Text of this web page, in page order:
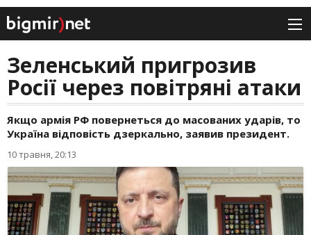
Зеленський пригрозив
Росії через повітряні атаки
Якщо армія РФ повернеться до масованих ударів, то
Україна відповість дзеркально, заявив президент.
10 травня, 20:13